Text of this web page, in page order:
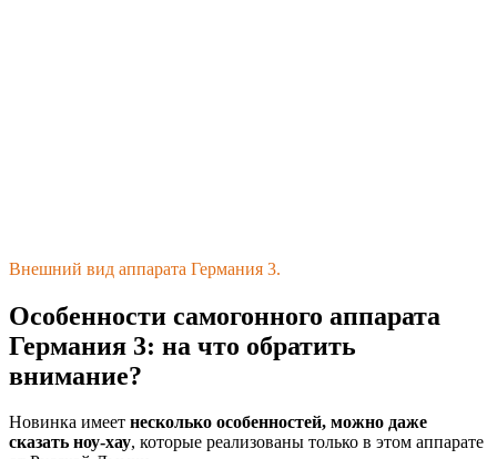
Внешний вид аппарата Германия 3.
Особенности самогонного аппарата
Германия 3: на что обратить
внимание?
Новинка имеет несколько особенностей, можно даже
сказать ноу-хау, которые реализованы только в этом аппарате